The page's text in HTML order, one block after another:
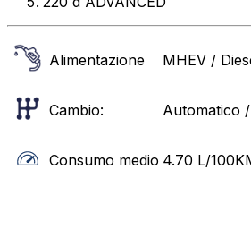
Alimentazione MHEV /
Cambio: Automatico
Consumo medio 4.70 L/